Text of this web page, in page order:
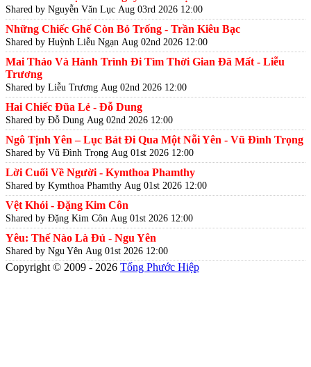
Shared by Nguyễn Văn Lục Aug 03rd 2026 12:00
Những Chiếc Ghế Còn Bỏ Trống - Trần Kiêu Bạc
Shared by Huỳnh Liễu Ngạn Aug 02nd 2026 12:00
Mai Thảo Và Hành Trình Đi Tìm Thời Gian Đã Mất - Liễu
Trương
Shared by Liễu Trương Aug 02nd 2026 12:00
Hai Chiếc Đũa Lẻ - Đỗ Dung
Shared by Đỗ Dung Aug 02nd 2026 12:00
Ngô Tịnh Yên – Lục Bát Đi Qua Một Nỗi Yên - Vũ Đình Trọng
Shared by Vũ Đình Trọng Aug 01st 2026 12:00
Lời Cuối Về Người - Kymthoa Phamthy
Shared by Kymthoa Phamthy Aug 01st 2026 12:00
Vệt Khói - Đặng Kim Côn
Shared by Đặng Kim Côn Aug 01st 2026 12:00
Yêu: Thế Nào Là Đủ - Ngu Yên
Shared by Ngu Yên Aug 01st 2026 12:00
Copyright © 2009 - 2026 Tống Phước Hiệp